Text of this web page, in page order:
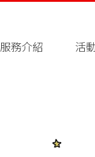
服務介紹 活